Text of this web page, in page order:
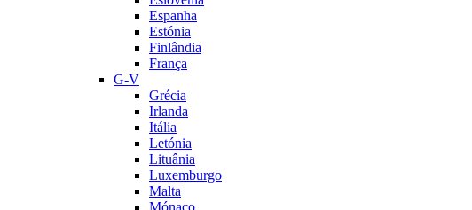
Espanha
Estónia
Finlândia
França
G-V
Grécia
Irlanda
Itália
Letónia
Lituânia
Luxemburgo
Malta